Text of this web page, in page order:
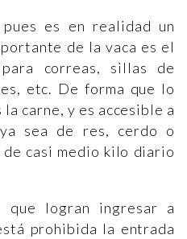
es en realidad un
de la vaca es el
correas, sillas de
etc. De forma que lo
carne, y es accesible a
sea de res, cerdo o
casi medio kilo diario
que logran ingresar a
prohibida la entrada